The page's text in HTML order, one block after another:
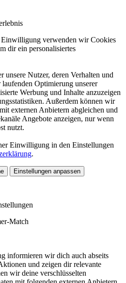
verwenden wir Cookies
dir ein personalisiertes
unsere Nutzer, deren Verhalten und
Optimierung unserer
Werbung und Inhalte anzuzeigen
Außerdem können wir
externen Anbietern abgleichen und
Angebote anzeigen, nur wenn
nutzt.
Einwilligung in den Einstellungen
.
Einstellungen anpassen
Match
informieren wir dich auch abseits
und zeigen dir relevante
wir deine verschlüsselten